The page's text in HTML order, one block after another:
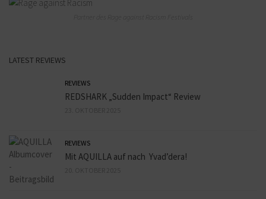
LATEST REVIEWS
REVIEWS
REDSHARK „Sudden Impact“ Review
REVIEWS
Mit AQUILLA auf nach Yvad’dera!